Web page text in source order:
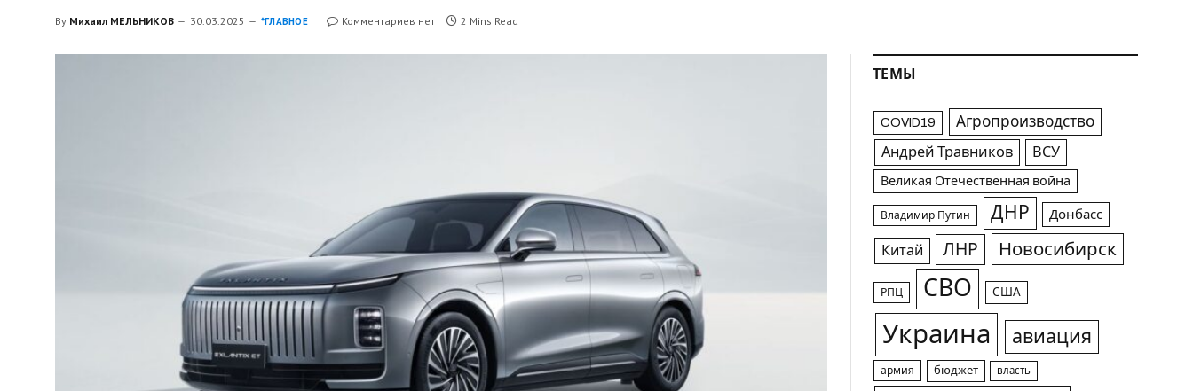
By Михаил МЕЛЬНИКОВ 30.03.2025 *ГЛАВНОЕ Комментариев нет 2 Mins Read
ТЕМЫ
COVID19 Агропроизводство
Андрей Травников ВСУ
Великая Отечественная война
Владимир Путин ДНР Донбасс
Китай ЛНР Новосибирск
РПЦ СВО США
Украина авиация
армия бюджет власть